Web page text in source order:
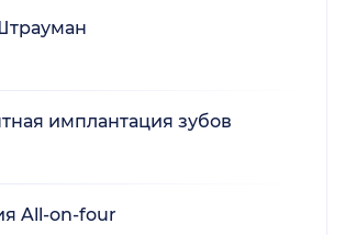
имплантация зубов
All-on-four